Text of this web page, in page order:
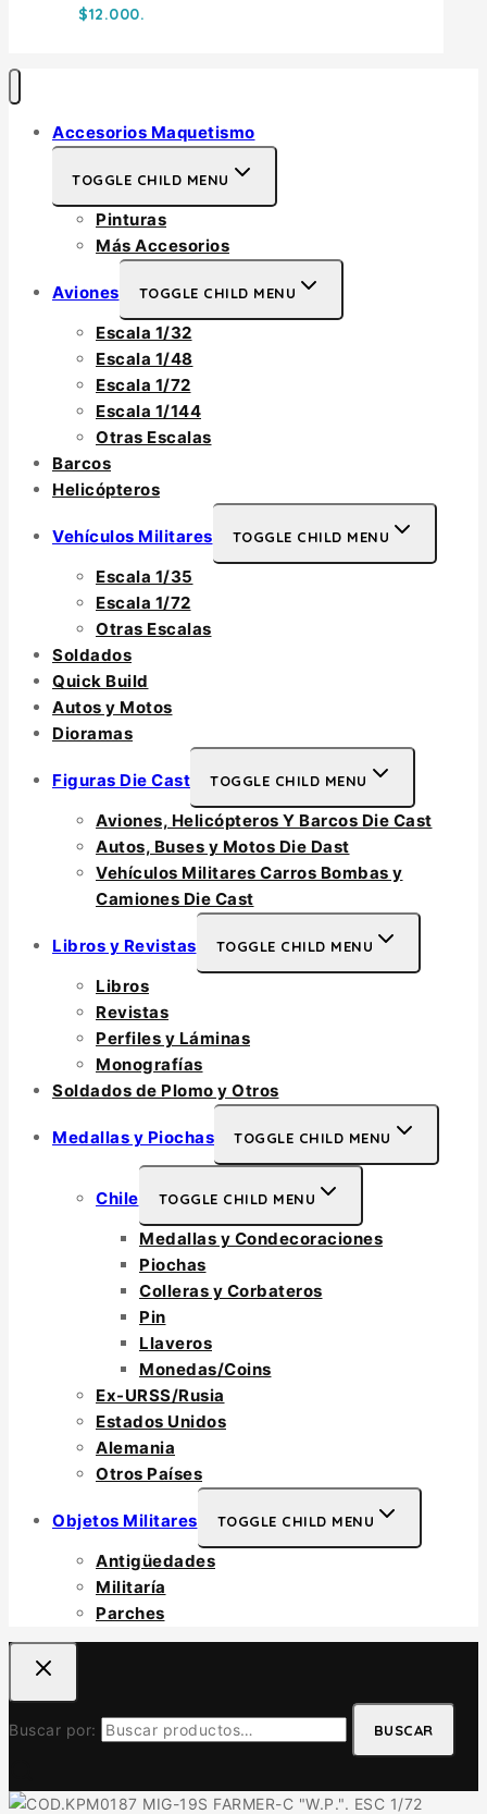
$12.000.
Accesorios Maquetismo
TOGGLE CHILD MENU
Pinturas
Más Accesorios
Aviones TOGGLE CHILD MENU
Escala 1/32
Escala 1/48
Escala 1/72
Escala 1/144
Otras Escalas
Barcos
Helicópteros
Vehículos Militares TOGGLE CHILD MENU
Escala 1/35
Escala 1/72
Otras Escalas
Soldados
Quick Build
Autos y Motos
Dioramas
Figuras Die Cast TOGGLE CHILD MENU
Aviones, Helicópteros Y Barcos Die Cast
Autos, Buses y Motos Die Dast
Vehículos Militares Carros Bombas y
Camiones Die Cast
Libros y Revistas TOGGLE CHILD MENU
Libros
Revistas
Perfiles y Láminas
Monografías
Soldados de Plomo y Otros
Medallas y Piochas TOGGLE CHILD MENU
Chile TOGGLE CHILD MENU
Medallas y Condecoraciones
Piochas
Colleras y Corbateros
Pin
Llaveros
Monedas/Coins
Ex-URSS/Rusia
Estados Unidos
Alemania
Otros Países
Objetos Militares TOGGLE CHILD MENU
Antigüedades
Militaría
Parches
Buscar por: BUSCAR